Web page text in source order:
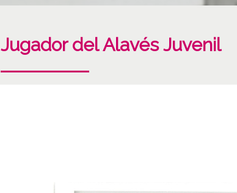
Jugador del Alavés Juvenil